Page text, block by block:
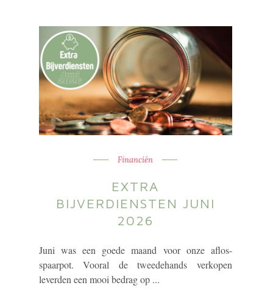
Financiën
EXTRA
BIJVERDIENSTEN JUNI
2026
Juni was een goede maand voor onze aflos-
spaarpot. Vooral de tweedehands verkopen
leverden een mooi bedrag op ...